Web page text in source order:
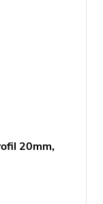
20mm,